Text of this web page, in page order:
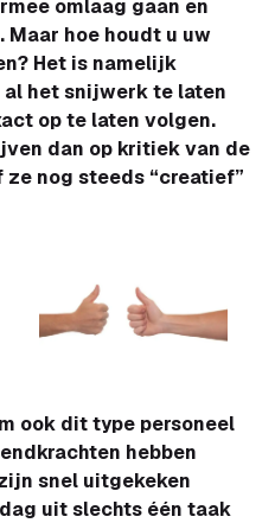
omlaag gaan en
hoe houdt u uw
Het is namelijk
het snijwerk te laten
op te laten volgen.
dan op kritiek van de
nog steeds “creatief”
ook dit type personeel
hebben
snel uitgekeken
uit slechts één taak